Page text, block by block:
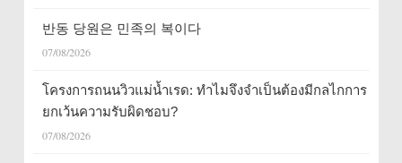
반동 당원은 민족의 복이다
07/08/2026
โครงการถนนวิวแม่น้ำเรด: ทำไมจึงจำเป็นต้องมีกลไกการ
ยกเว้นความรับผิดชอบ?
07/08/2026